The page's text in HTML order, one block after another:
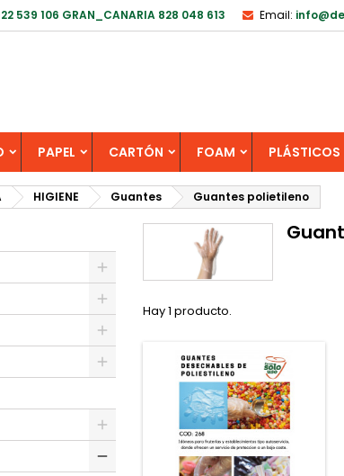
539 106 GRAN_CANARIA 828 048 613 Email:
PAPEL CARTÓN FOAM PLÁSTICOS
HIGIENE Guantes Guantes polietileno
Hay 1 producto.